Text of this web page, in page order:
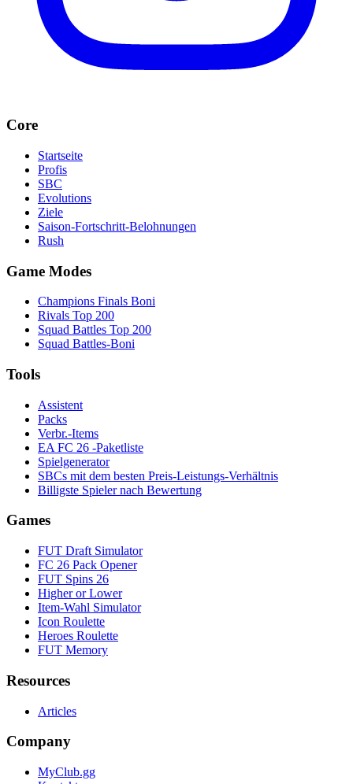
Core
Startseite
Profis
SBC
Evolutions
Ziele
Saison-Fortschritt-Belohnungen
Rush
Game Modes
Champions Finals Boni
Rivals Top 200
Squad Battles Top 200
Squad Battles-Boni
Tools
Assistent
Packs
Verbr.-Items
EA FC 26 -Paketliste
Spielgenerator
SBCs mit dem besten Preis-Leistungs-Verhältnis
Billigste Spieler nach Bewertung
Games
FUT Draft Simulator
FC 26 Pack Opener
FUT Spins 26
Higher or Lower
Item-Wahl Simulator
Icon Roulette
Heroes Roulette
FUT Memory
Resources
Articles
Company
MyClub.gg